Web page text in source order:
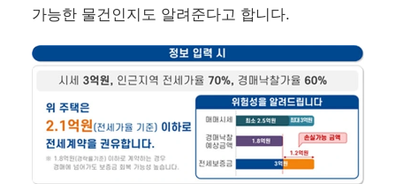
가능한 물건인지도 알려준다고 합니다.